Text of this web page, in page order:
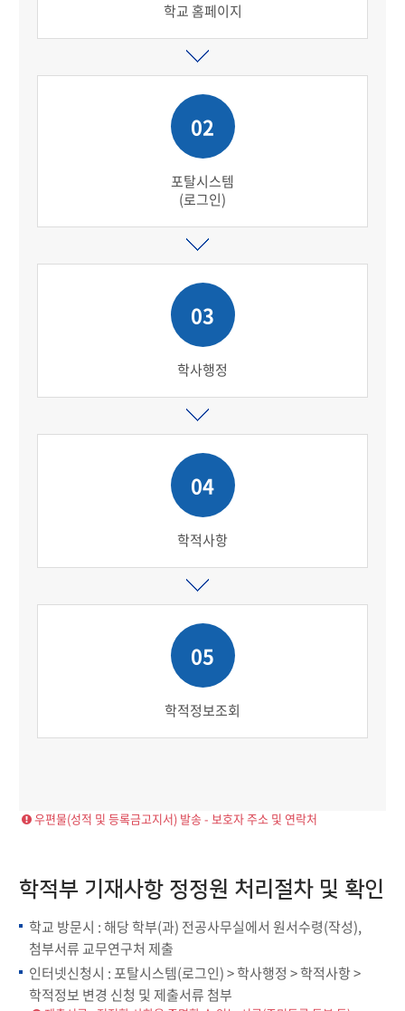
학교 홈페이지
02
포탈시스템
(로그인)
03
학사행정
04
학적사항
05
학적정보조회
우편물(성적 및 등록금고지서) 발송 - 보호자 주소 및 연락처
학적부 기재사항 정정원 처리절차 및 확인
학교 방문시 : 해당 학부(과) 전공사무실에서 원서수령(작성),
첨부서류 교무연구처 제출
인터넷신청시 : 포탈시스템(로그인) > 학사행정 > 학적사항 >
학적정보 변경 신청 및 제출서류 첨부